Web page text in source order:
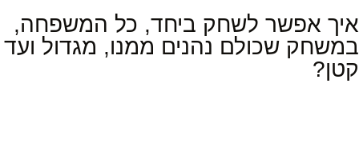
איך אפשר לשחק ביחד, כל המשפחה,
במשחק שכולם נהנים ממנו, מגדול ועד
קטן?